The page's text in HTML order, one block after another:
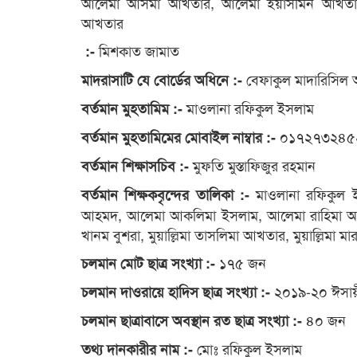
আখতার
:-মিশকাত জামাত
মাদরাসাটি যে বোর্ডের অধিনে :-বেফাকুল মাদারিসিল
বর্তমান মুহতামিম :-মাওলানা রফিকুল ইসলাম
বর্তমান মুহতামিমের মোবাইল নাম্বার :-
বর্তমান শিক্ষাসচিব :-মুফতি মুস্তাফিজুর রহমান
বর্তমান শিক্ষকবৃন্দের তালিকা :-মাওলানা রফিকুল
আহমদ, আলেমা আকলিমা ইসলাম, আলেমা রাহিমা
খানম বুশরা, মুয়াল্লিমা তাসলিমা আখতার, মুয়াল্লিমা
চলমান মোট ছাত্র সংখ্যা :- ১৭৫ জন
চলমান দাওরায়ে হাদিস ছাত্র সংখ্যা :- ২০১৯-২০
চলমান ছাত্রাবাসে অবস্থান রত ছাত্র সংখ্যা :- ৪০ জন
তথ্য দানকারীর নাম :-মোঃ রফিকুল ইসলাম